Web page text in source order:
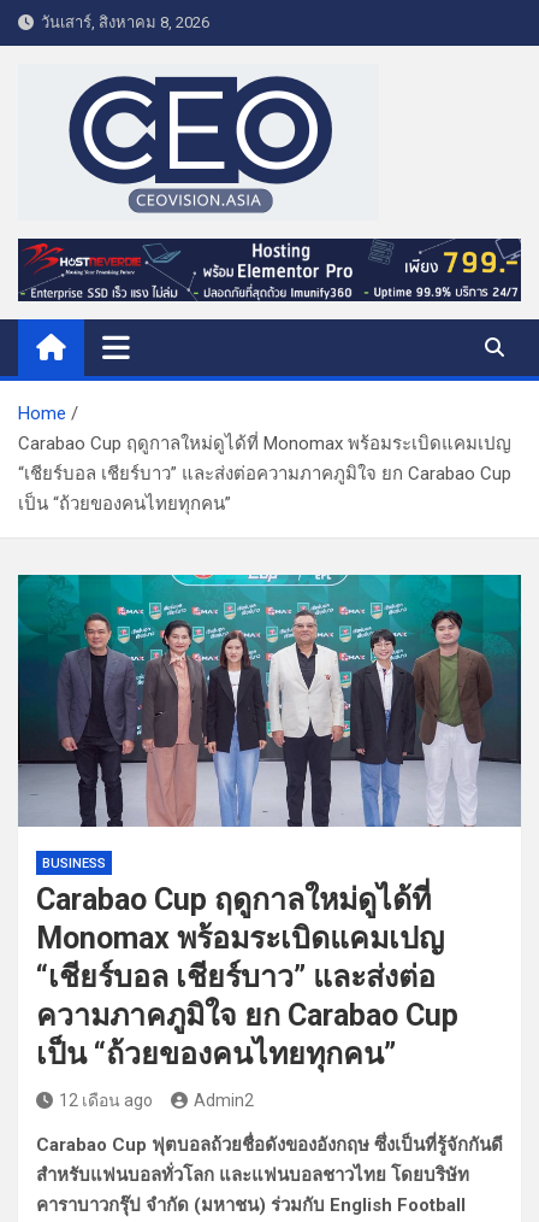
k
e
t
วันเสาร์, สิงหาคม 8, 2026
CEO VISION.ASIA
Business & Lifestyle
Home
Carabao Cup ฤดูกาลใหม่ดูได้ที่ Monomax พร้อมระเบิดแคมเปญ
“เชียร์บอล เชียร์บาว” และส่งต่อความภาคภูมิใจ ยก Carabao Cup
เป็น “ถ้วยของคนไทยทุกคน”
BUSINESS
Carabao Cup ฤดูกาลใหม่ดูได้ที่
Monomax พร้อมระเบิดแคมเปญ
“เชียร์บอล เชียร์บาว” และส่งต่อ
ความภาคภูมิใจ ยก Carabao Cup
เป็น “ถ้วยของคนไทยทุกคน”
12 เดือน ago Admin2
Carabao Cup ฟุตบอลถ้วยชื่อดังของอังกฤษ ซึ่งเป็นที่รู้จักกันดี
สำหรับแฟนบอลทั่วโลก และแฟนบอลชาวไทย โดยบริษัท
คาราบาวกรุ๊ป จำกัด (มหาชน) ร่วมกับ English Football